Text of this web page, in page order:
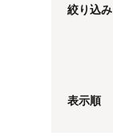
絞り込み
表示順